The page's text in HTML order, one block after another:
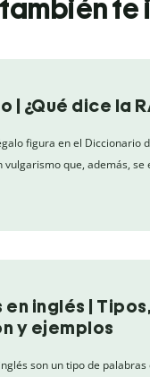
te
| ¿Qué dice la
figura en el Diccionario
vulgarismo que, además, se
inglés | Tipos,
y ejemplos
son un tipo de